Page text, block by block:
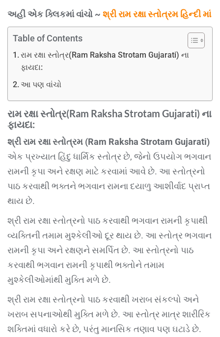
અહીં એક ક્લિકમાં વાંચો ~ શ્રી રામ રક્ષા સ્તોત્રમ હિન્દી માં
Table of Contents
રામ રક્ષા સ્તોત્ર(Ram Raksha Strotam Gujarati) ના
ફાયદા:
આ પણ વાંચો
રામ રક્ષા સ્તોત્ર(Ram Raksha Strotam Gujarati) ના
ફાયદા:
શ્રી રામ રક્ષા સ્તોત્રમ (Ram Raksha Strotam Gujarati)
એક પ્રખ્યાત હિંદુ ધાર્મિક સ્તોત્ર છે, જેનો ઉપયોગ ભગવાન
રામની કૃપા અને રક્ષણ માટે કરવામાં આવે છે. આ સ્તોત્રનો
પાઠ કરવાથી ભક્તને ભગવાન રામના દયાળુ આશીર્વાદ પ્રાપ્ત
થાય છે.
શ્રી રામ રક્ષા સ્તોત્રનો પાઠ કરવાથી ભગવાન રામની કૃપાથી
વ્યક્તિની તમામ મુશ્કેલીઓ દૂર થાય છે. આ સ્તોત્ર ભગવાન
રામની કૃપા અને રક્ષણને સમર્પિત છે. આ સ્તોત્રનો પાઠ
કરવાથી ભગવાન રામની કૃપાથી ભક્તોને તમામ
મુશ્કેલીઓમાંથી મુક્તિ મળે છે.
શ્રી રામ રક્ષા સ્તોત્રનો પાઠ કરવાથી ખરાબ સંકલ્પો અને
ખરાબ સપનાઓથી મુક્તિ મળે છે. આ સ્તોત્ર માત્ર શારીરિક
શક્તિમાં વધારો કરે છે, પરંતુ માનસિક તણાવ પણ ઘટાડે છે.